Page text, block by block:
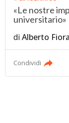
«Le nostre
universitario»
diAlberto
Condividi